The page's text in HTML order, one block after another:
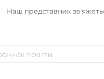
Наш представник